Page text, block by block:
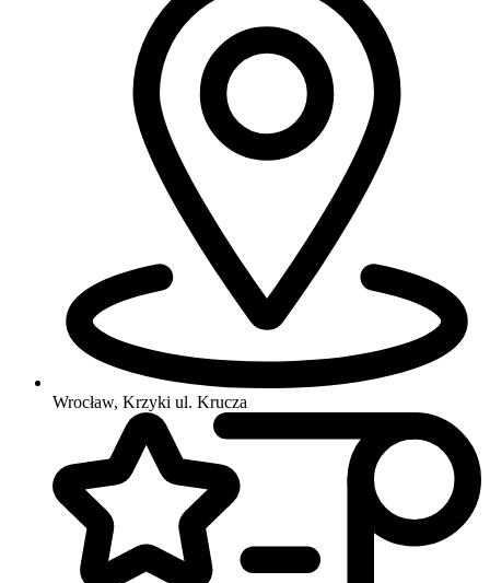
Wrocław, Krzyki ul. Krucza